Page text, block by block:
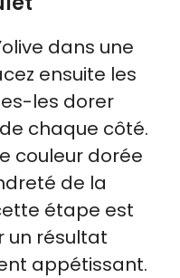
dans une
ensuite les
les dorer
chaque côté.
couleur dorée
de la
étape est
un résultat
appétissant.